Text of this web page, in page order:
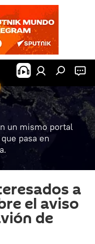
un mismo portal
pasa en
​​a
el aviso
de